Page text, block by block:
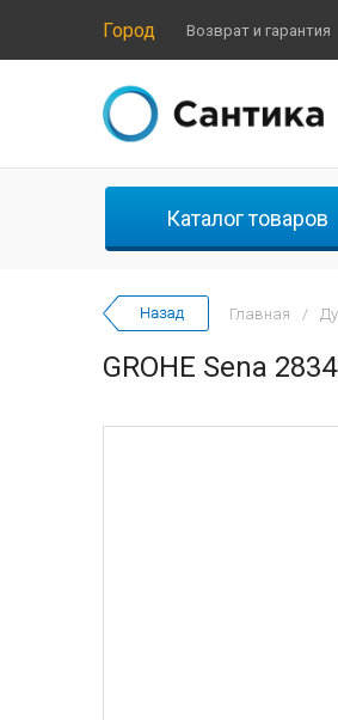
Город Возврат и гарантия
Каталог товаров
Главная /
GROHE Sena